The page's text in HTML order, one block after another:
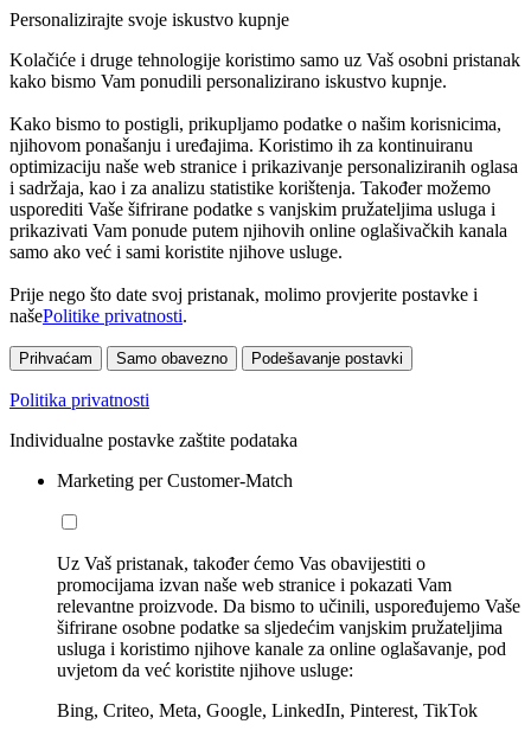
Personalizirajte svoje iskustvo kupnje
Kolačiće i druge tehnologije koristimo samo uz Vaš osobni pristanak
kako bismo Vam ponudili personalizirano iskustvo kupnje.
Kako bismo to postigli, prikupljamo podatke o našim korisnicima,
njihovom ponašanju i uređajima. Koristimo ih za kontinuiranu
optimizaciju naše web stranice i prikazivanje personaliziranih oglasa
i sadržaja, kao i za analizu statistike korištenja. Također možemo
usporediti Vaše šifrirane podatke s vanjskim pružateljima usluga i
prikazivati Vam ponude putem njihovih online oglašivačkih kanala
samo ako već i sami koristite njihove usluge.
Prije nego što date svoj pristanak, molimo provjerite postavke i
našePolitike privatnosti.
Prihvaćam Samo obavezno Podešavanje postavki
Politika privatnosti
Individualne postavke zaštite podataka
Marketing per Customer-Match
Uz Vaš pristanak, također ćemo Vas obavijestiti o
promocijama izvan naše web stranice i pokazati Vam
relevantne proizvode. Da bismo to učinili, uspoređujemo Vaše
šifrirane osobne podatke sa sljedećim vanjskim pružateljima
usluga i koristimo njihove kanale za online oglašavanje, pod
uvjetom da već koristite njihove usluge:
Bing, Criteo, Meta, Google, LinkedIn, Pinterest, TikTok